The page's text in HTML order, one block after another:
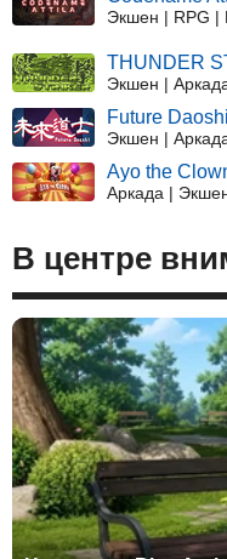
Экшен | RPG |
THUNDER
Экшен |
Future Daoshi
Экшен |
Ayo the
Аркада |
В центре